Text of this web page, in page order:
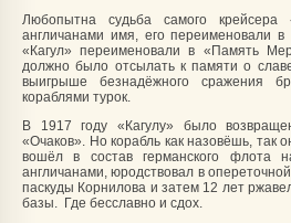
Любопытна судьба самого
англичанами имя, его переименовали
«Кагул» переименовали в «Память
должно было отсылать к памяти о
выигрыше безнадёжного сражения
кораблями турок.
В 1917 году «Кагулу» было
«Очаков». Но корабль как назовёшь,
вошёл в состав германского флота
англичанами, юродствовал в
паскуды Корнилова и затем 12 лет
базы. Где бесславно и сдох.